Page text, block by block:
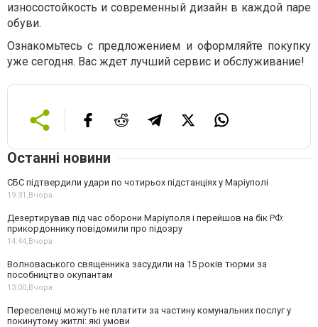
износостойкость и современный дизайн в каждой паре
обуви.
Ознакомьтесь с предложением и оформляйте покупку
уже сегодня. Вас ждет лучший сервис и обслуживание!
Останні новини
СБС підтвердили удари по чотирьох підстанціях у Маріуполі
19:31,Вчора
Дезертирував під час оборони Маріуполя і перейшов на бік РФ:
прикордоннику повідомили про підозру
14:44,Вчора
Волноваського священника засудили на 15 років тюрми за
пособництво окупантам
13:00,Вчора
Переселенці можуть не платити за частину комунальних послуг у
покинутому житлі: які умови